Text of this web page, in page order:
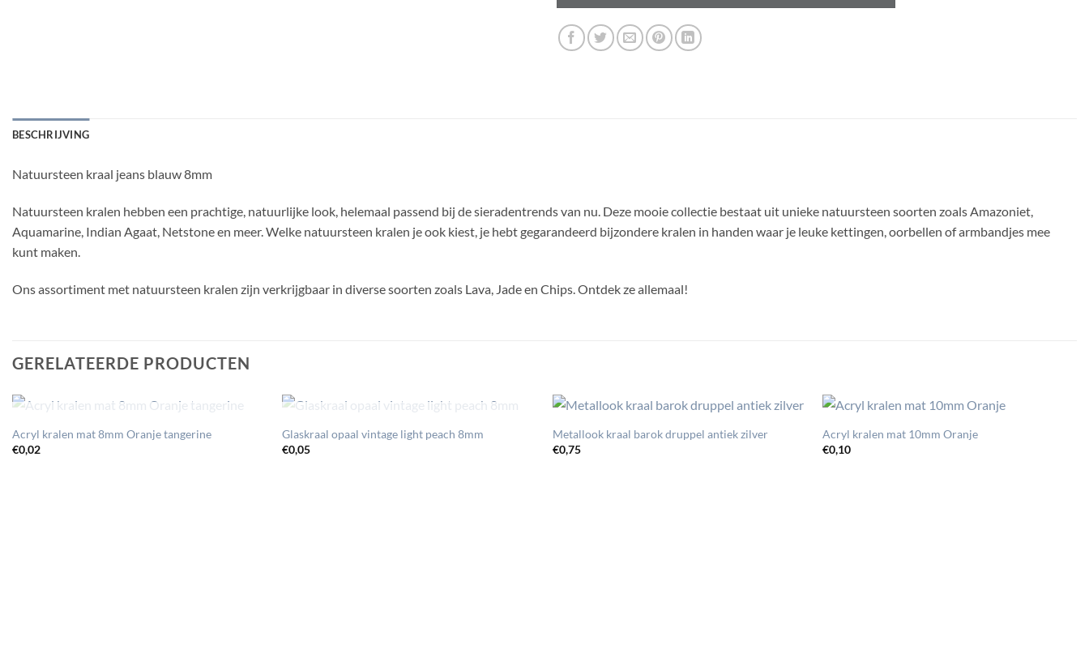
BESCHRIJVING
Natuursteen kraal jeans blauw 8mm
Natuursteen kralen hebben een prachtige, natuurlijke look, helemaal passend bij de sieradentrends van nu. Deze mooie collectie bestaat uit unieke natuursteen soorten zoals Amazoniet,
Aquamarine, Indian Agaat, Netstone en meer. Welke natuursteen kralen je ook kiest, je hebt gegarandeerd bijzondere kralen in handen waar je leuke kettingen, oorbellen of armbandjes mee
kunt maken.
Ons assortiment met natuursteen kralen zijn verkrijgbaar in diverse soorten zoals Lava, Jade en Chips. Ontdek ze allemaal!
GERELATEERDE PRODUCTEN
UITVERKOCHT
Acryl kralen mat 8mm Oranje tangerine
€0,02
UITVERKOCHT
Glaskraal opaal vintage light peach 8mm
€0,05
Metallook kraal barok druppel antiek zilver
€0,75
Acryl kralen mat 10mm Oranje
€0,10